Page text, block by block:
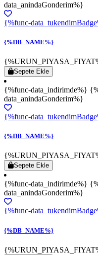
data_anindaGonderim%}
{%func-
{%DB_NAME%}
Sepete Ekle
{%func-data_indirimde%}
data_anindaGonderim%}
{%func-
{%DB_NAME%}
Sepete Ekle
{%func-data_indirimde%}
data_anindaGonderim%}
{%func-
{%DB_NAME%}